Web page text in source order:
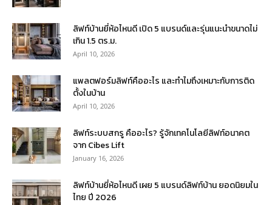
ลิฟท์บ้านยี่ห้อไหนดี เปิด 5 แบรนด์และรุ่นแนะนำขนาดไม่
เกิน 1.5 ตร.ม.
April 10, 2026
แพลตฟอร์มลิฟท์คืออะไร และทำไมถึงเหมาะกับการติด
ตั้งในบ้าน
April 10, 2026
ลิฟท์ระบบสกรู คืออะไร? รู้จักเทคโนโลยีลิฟท์อนาคต
จาก Cibes Lift
January 16, 2026
ลิฟท์บ้านยี่ห้อไหนดี เผย 5 แบรนด์ลิฟท์บ้าน ยอดนิยมใน
ไทย ปี 2026